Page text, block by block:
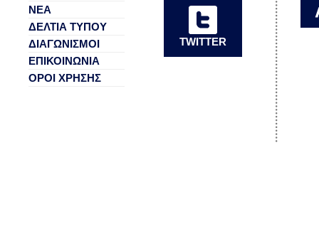
TWITTER
ΝΕΑ
ΔΕΛΤΙΑ ΤΥΠΟΥ
ΔΙΑΓΩΝΙΣΜΟΙ
ΕΠΙΚΟΙΝΩΝΙΑ
ΟΡΟΙ ΧΡΗΣΗΣ